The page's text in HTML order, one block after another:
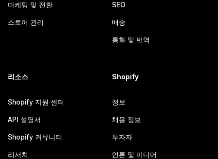
마케팅 및 전환
스토어 관리
SEO
배송
통화 및 번역
리소스
Shopify 지원 센터
API 설명서
Shopify 커뮤니티
리서치
Shopify
정보
채용 정보
투자자
언론 및 미디어